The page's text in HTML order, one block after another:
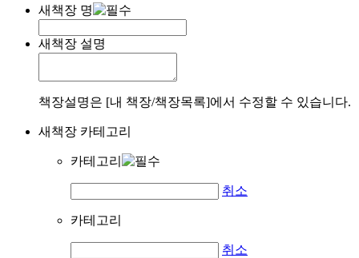
새책장 명
새책장 설명
책장설명은 [내 책장/책장목록]에서 수정할 수 있습니다.
새책장 카테고리
카테고리
취소
카테고리
취소